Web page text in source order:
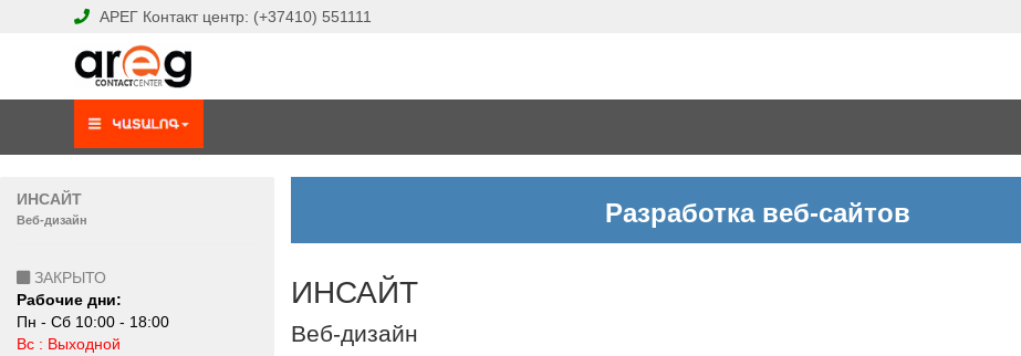
АРЕГ Контакт центр: (+37410) 551111
ИНСАЙТ
Веб-дизайн
ЗАКРЫТО
Рабочие дни:
Пн - Сб 10:00 - 18:00
Вс : Выходной
Разработка веб-сайтов
ИНСАЙТ
Веб-дизайн